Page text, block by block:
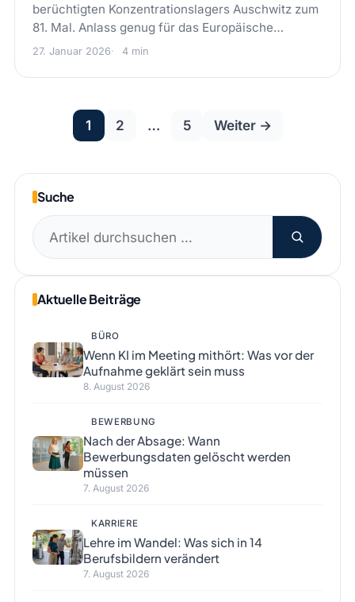
berüchtigten Konzentrationslagers Auschwitz zum
81. Mal. Anlass genug für das Europäische…
27. Januar 2026 4 min
Beiträge
1 2 … 5 Weiter →
Suche
Suchen
nach:
Aktuelle Beiträge
BÜRO
Wenn KI im Meeting mithört: Was vor der
Aufnahme geklärt sein muss
8. August 2026
BEWERBUNG
Nach der Absage: Wann
Bewerbungsdaten gelöscht werden
müssen
7. August 2026
KARRIERE
Lehre im Wandel: Was sich in 14
Berufsbildern verändert
7. August 2026